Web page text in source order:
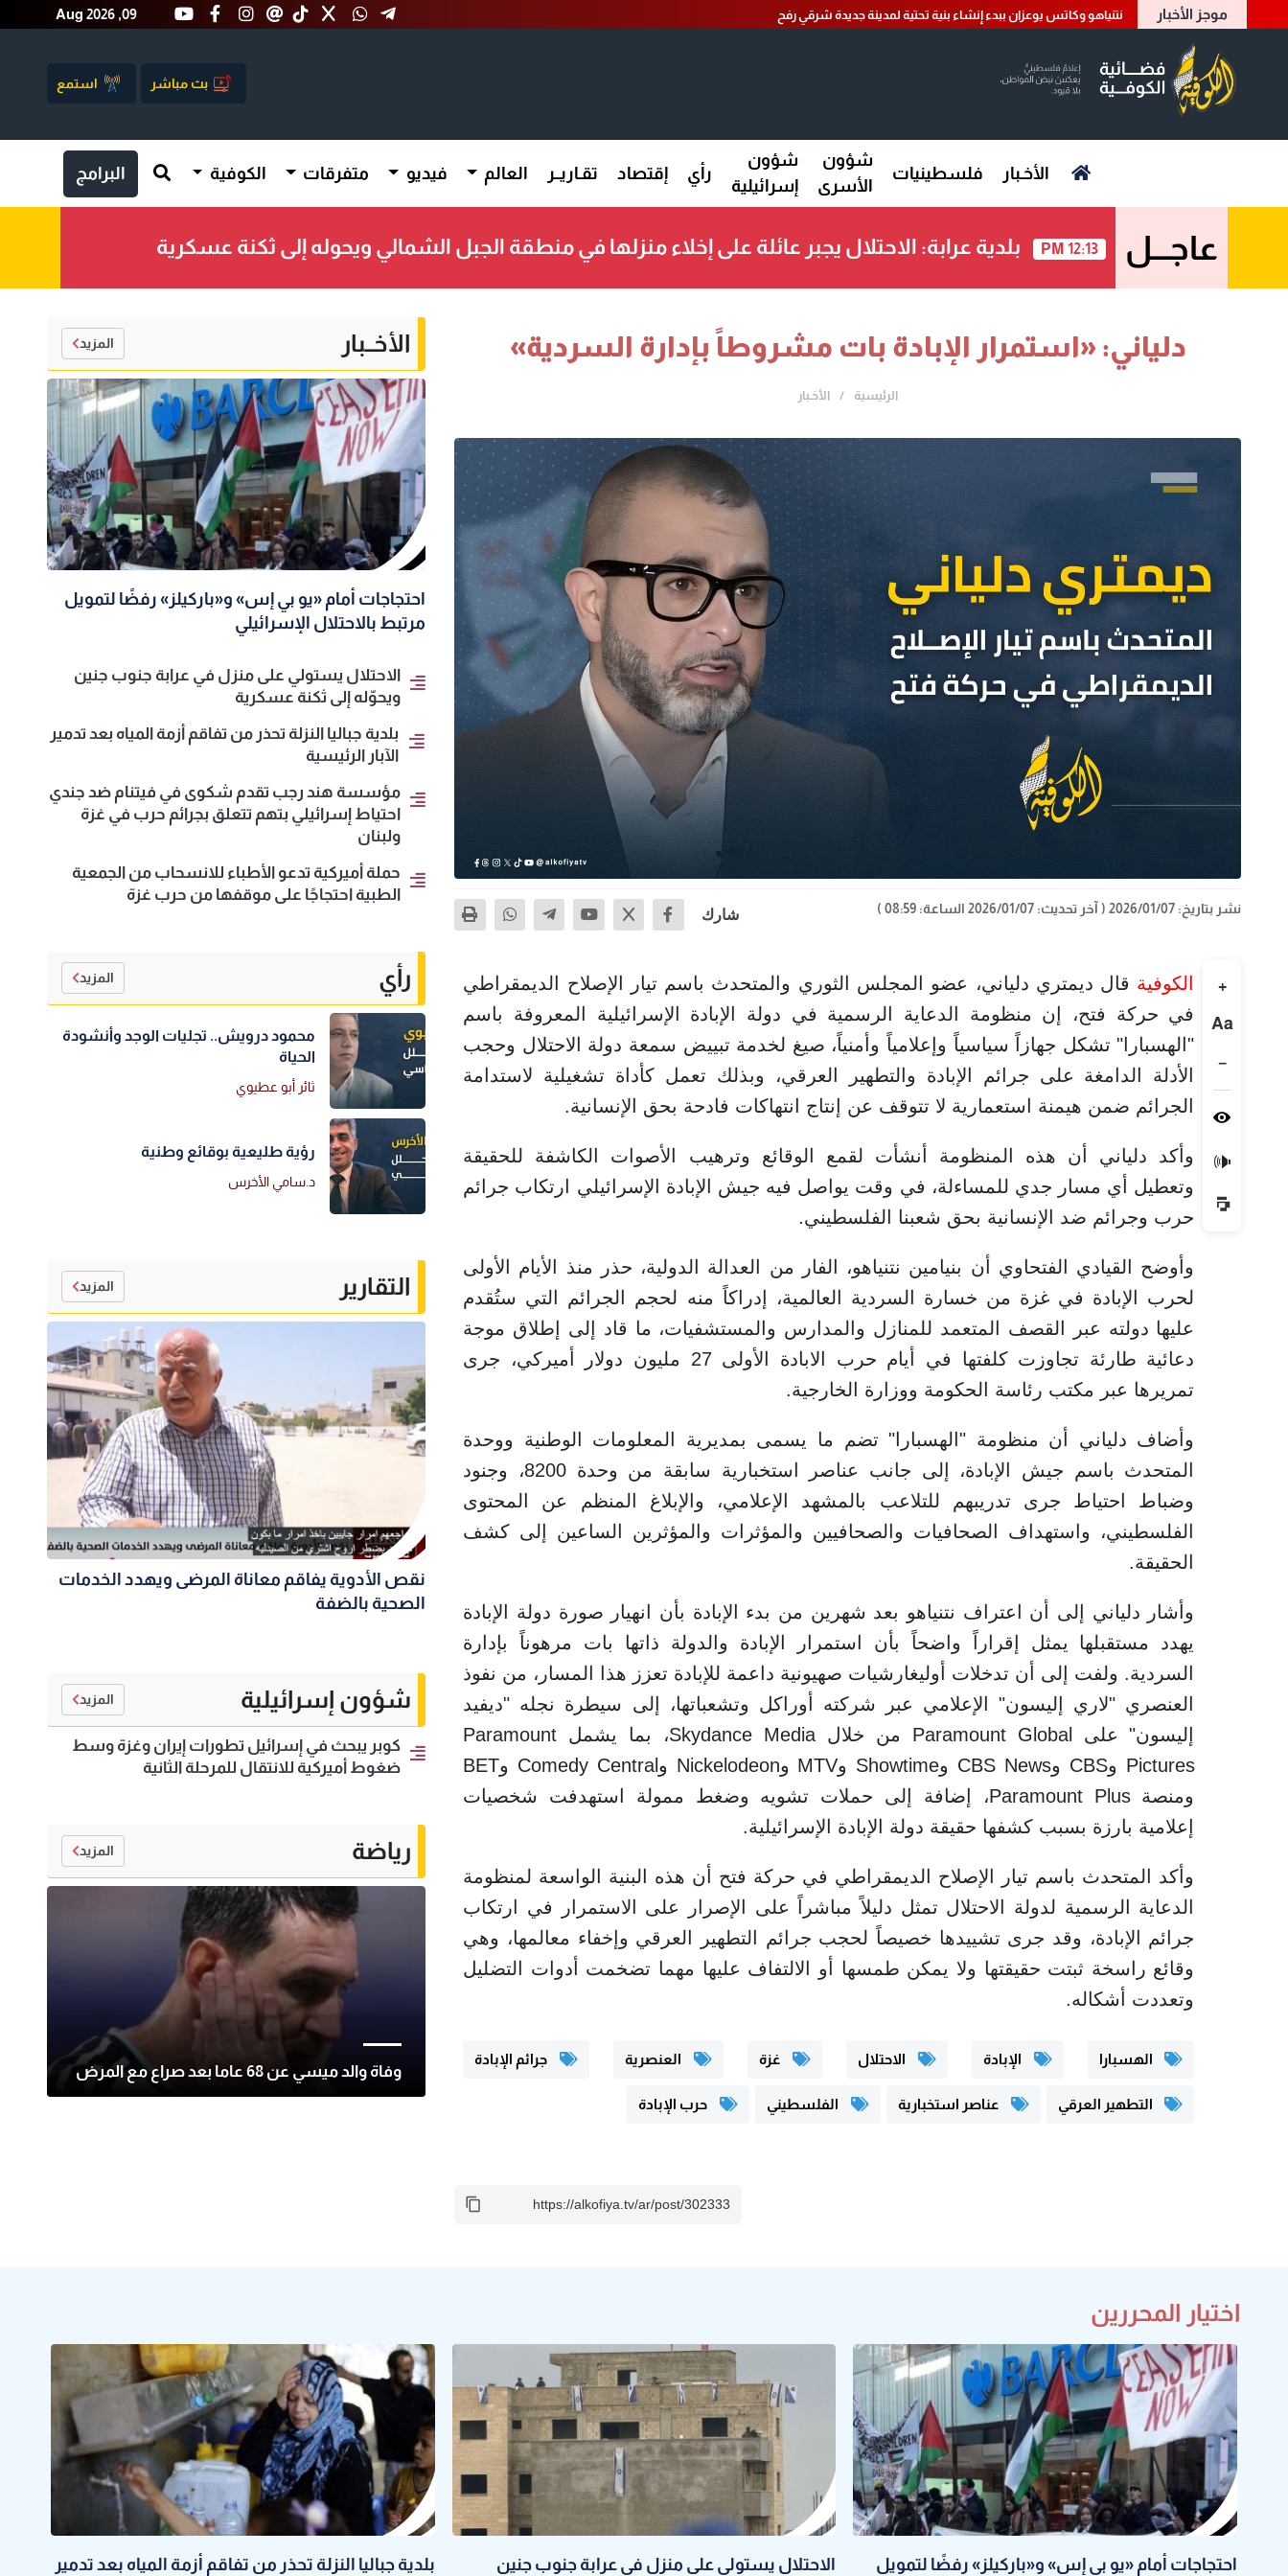
موجز الأخبار نتنياهو وكاتس يوعزان ببدء إنشاء بنية تحتية لمدينة جديدة شرقي رفح Aug 2026 ,09
بث مباشر استمع
الأخـبار فلسطينيات
شؤون
الأسرى
شؤون
إسرائيلية
رأي إقتصاد تقـاريــر العالم فيديو متفرقات الكوفية البرامج
عاجـــل 12:13 PM بلدية عرابة: الاحتلال يجبر عائلة على إخلاء منزلها في منطقة الجبل الشمالي ويحوله إلى ثكنة عسكرية
دلياني: «استمرار الإبادة بات مشروطاً بإدارة السردية»
الرئيسية الأخـبار
نشر بتاريخ: 2026/01/07 ( آخر تحديث: 2026/01/07 الساعة: 08:59 ) شارك
+
Aa
−
🔊
الكوفية قال ديمتري دلياني، عضو المجلس الثوري والمتحدث باسم تيار الإصلاح الديمقراطي
في حركة فتح، إن منظومة الدعاية الرسمية في دولة الإبادة الإسرائيلية المعروفة باسم
"الهسبارا" تشكل جهازاً سياسياً وإعلامياً وأمنياً، صيغ لخدمة تبييض سمعة دولة الاحتلال وحجب
الأدلة الدامغة على جرائم الإبادة والتطهير العرقي، وبذلك تعمل كأداة تشغيلية لاستدامة
الجرائم ضمن هيمنة استعمارية لا تتوقف عن إنتاج انتهاكات فادحة بحق الإنسانية.
وأكد دلياني أن هذه المنظومة أنشأت لقمع الوقائع وترهيب الأصوات الكاشفة للحقيقة
وتعطيل أي مسار جدي للمساءلة، في وقت يواصل فيه جيش الإبادة الإسرائيلي ارتكاب جرائم
حرب وجرائم ضد الإنسانية بحق شعبنا الفلسطيني.
وأوضح القيادي الفتحاوي أن بنيامين نتنياهو، الفار من العدالة الدولية، حذر منذ الأيام الأولى
لحرب الإبادة في غزة من خسارة السردية العالمية، إدراكاً منه لحجم الجرائم التي ستُقدم
عليها دولته عبر القصف المتعمد للمنازل والمدارس والمستشفيات، ما قاد إلى إطلاق موجة
دعائية طارئة تجاوزت كلفتها في أيام حرب الابادة الأولى 27 مليون دولار أميركي، جرى
تمريرها عبر مكتب رئاسة الحكومة ووزارة الخارجية.
وأضاف دلياني أن منظومة "الهسبارا" تضم ما يسمى بمديرية المعلومات الوطنية ووحدة
المتحدث باسم جيش الإبادة، إلى جانب عناصر استخبارية سابقة من وحدة 8200، وجنود
وضباط احتياط جرى تدريبهم للتلاعب بالمشهد الإعلامي، والإبلاغ المنظم عن المحتوى
الفلسطيني، واستهداف الصحافيات والصحافيين والمؤثرات والمؤثرين الساعين إلى كشف
الحقيقة.
وأشار دلياني إلى أن اعتراف نتنياهو بعد شهرين من بدء الإبادة بأن انهيار صورة دولة الإبادة
يهدد مستقبلها يمثل إقراراً واضحاً بأن استمرار الإبادة والدولة ذاتها بات مرهوناً بإدارة
السردية. ولفت إلى أن تدخلات أوليغارشيات صهيونية داعمة للإبادة تعزز هذا المسار، من نفوذ
العنصري "لاري إليسون" الإعلامي عبر شركته أوراكل وتشعباتها، إلى سيطرة نجله "ديفيد
إليسون" على Paramount Global من خلال Skydance Media، بما يشمل Paramount
Pictures وCBS وCBS News وShowtime وMTV وNickelodeon وComedy Central وBET
ومنصة Paramount Plus، إضافة إلى حملات تشويه وضغط ممولة استهدفت شخصيات
إعلامية بارزة بسبب كشفها حقيقة دولة الإبادة الإسرائيلية.
وأكد المتحدث باسم تيار الإصلاح الديمقراطي في حركة فتح أن هذه البنية الواسعة لمنظومة
الدعاية الرسمية لدولة الاحتلال تمثل دليلاً مباشراً على الإصرار على الاستمرار في ارتكاب
جرائم الإبادة، وقد جرى تشييدها خصيصاً لحجب جرائم التطهير العرقي وإخفاء معالمها، وهي
وقائع راسخة ثبتت حقيقتها ولا يمكن طمسها أو الالتفاف عليها مهما تضخمت أدوات التضليل
وتعددت أشكاله.
الهسبارا الإبادة الاحتلال غزة العنصرية جرائم الإبادة
التطهير العرقي عناصر استخبارية الفلسطيني حرب الإبادة
الأخــبار المزيد
احتجاجات أمام «يو بي إس» و«باركيلز» رفضًا لتمويل
مرتبط بالاحتلال الإسرائيلي
الاحتلال يستولي على منزل في عرابة جنوب جنين
ويحوّله إلى ثكنة عسكرية
بلدية جباليا النزلة تحذر من تفاقم أزمة المياه بعد تدمير
الآبار الرئيسية
مؤسسة هند رجب تقدم شكوى في فيتنام ضد جندي
احتياط إسرائيلي بتهم تتعلق بجرائم حرب في غزة
ولبنان
حملة أميركية تدعو الأطباء للانسحاب من الجمعية
الطبية احتجاجًا على موقفها من حرب غزة
رأي المزيد
محمود درويش.. تجليات الوجد وأنشودة
الحياة
ثائر أبو عطيوي
رؤية طليعية بوقائع وطنية
د.سامي الأخرس
التقارير المزيد
نقص الأدوية يفاقم معاناة المرضى ويهدد الخدمات
الصحية بالضفة
شؤون إسرائيلية المزيد
كوبر يبحث في إسرائيل تطورات إيران وغزة وسط
ضغوط أميركية للانتقال للمرحلة الثانية
رياضة المزيد
وفاة والد ميسي عن 68 عاما بعد صراع مع المرض
اختيار المحررين
احتجاجات أمام «يو بي إس» و«باركيلز» رفضًا لتمويل الاحتلال يستولي على منزل في عرابة جنوب جنين بلدية جباليا النزلة تحذر من تفاقم أزمة المياه بعد تدمير